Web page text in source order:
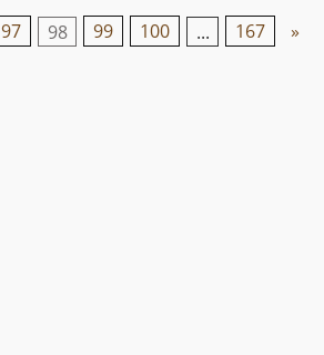
97 98 99 100 ... 167 »